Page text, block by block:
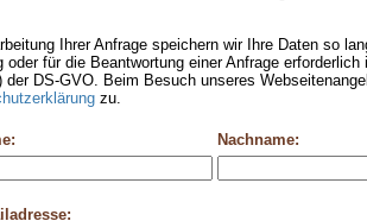
Ihrer Anfrage speichern wir Ihre Daten so
oder für die Beantwortung einer Anfrage
der DS-GVO. Beim Besuch unseres
zu.
Nachname: